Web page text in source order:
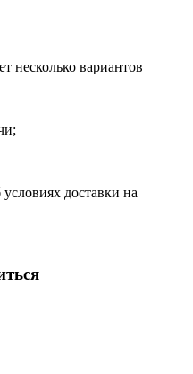
несколько вариантов
доставки на